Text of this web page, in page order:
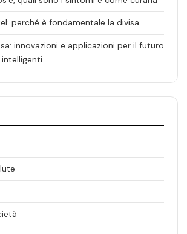
perché è fondamentale la divisa
innovazioni e applicazioni per il futuro